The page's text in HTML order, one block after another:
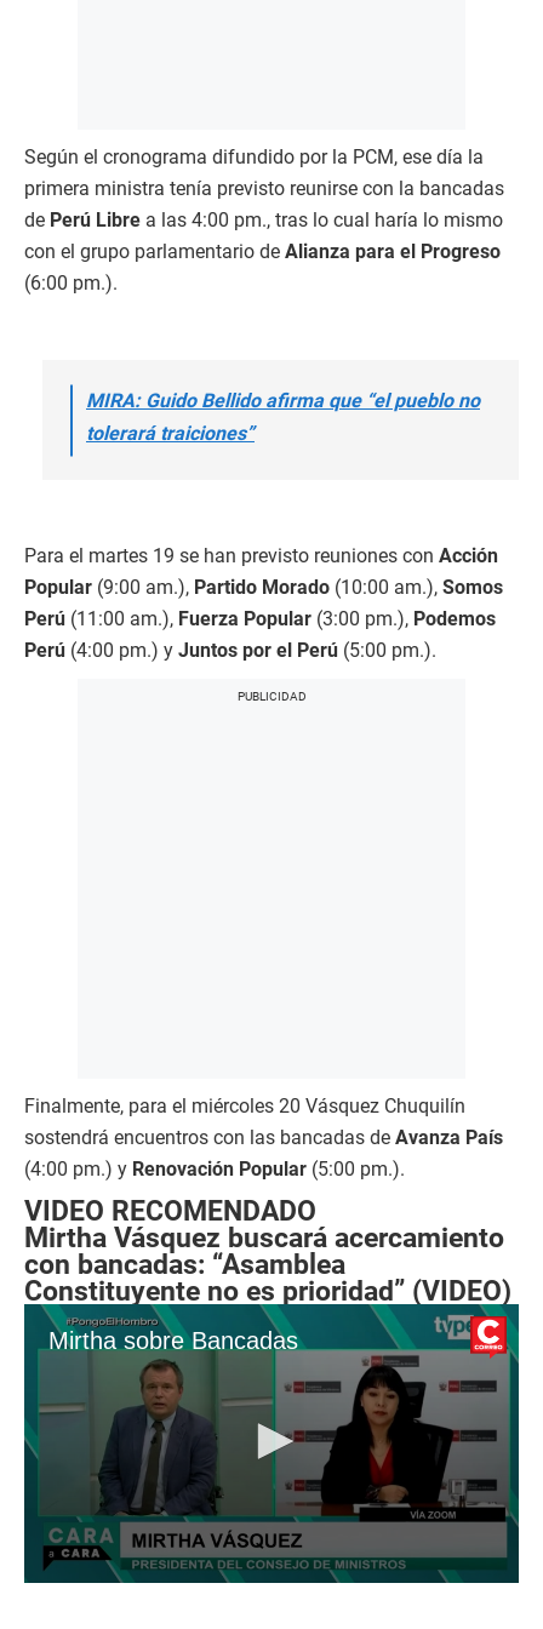
Según el cronograma difundido por la PCM, ese día la
primera ministra tenía previsto reunirse con la bancadas
de Perú Libre a las 4:00 pm., tras lo cual haría lo mismo
con el grupo parlamentario de Alianza para el Progreso
(6:00 pm.).
MIRA: Guido Bellido afirma que “el pueblo no
tolerará traiciones”
Para el martes 19 se han previsto reuniones con Acción
Popular (9:00 am.), Partido Morado (10:00 am.), Somos
Perú (11:00 am.), Fuerza Popular (3:00 pm.), Podemos
Perú (4:00 pm.) y Juntos por el Perú (5:00 pm.).
Finalmente, para el miércoles 20 Vásquez Chuquilín
sostendrá encuentros con las bancadas de Avanza País
(4:00 pm.) y Renovación Popular (5:00 pm.).
VIDEO RECOMENDADO
Mirtha Vásquez buscará acercamiento
con bancadas: “Asamblea
Constituyente no es prioridad” (VIDEO)
Mirtha sobre Bancadas